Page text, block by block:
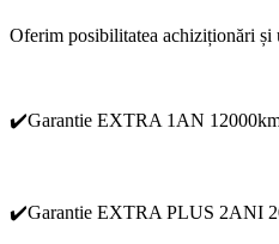
Oferim posibilitatea achiziționări și
✔️Garantie EXTRA 1AN
✔️Garantie EXTRA PLUS 2ANI